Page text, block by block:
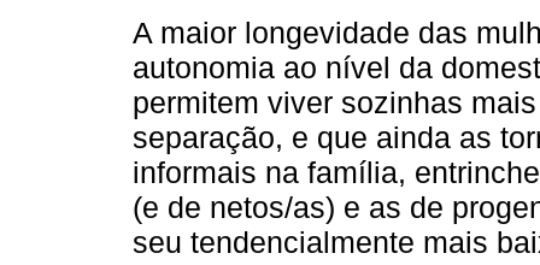
A maior longevidade das
autonomia ao nível da
permitem viver sozinhas
separação, e que ainda as
informais na família,
(e de netos/as) e as de
seu tendencialmente mais